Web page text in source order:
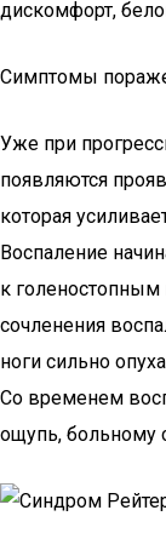
дискомфорт,
Симптомы
Уже при
появляются
которая
Воспаление
к
сочленения
ноги сильно
Со временем
ощупь, больному